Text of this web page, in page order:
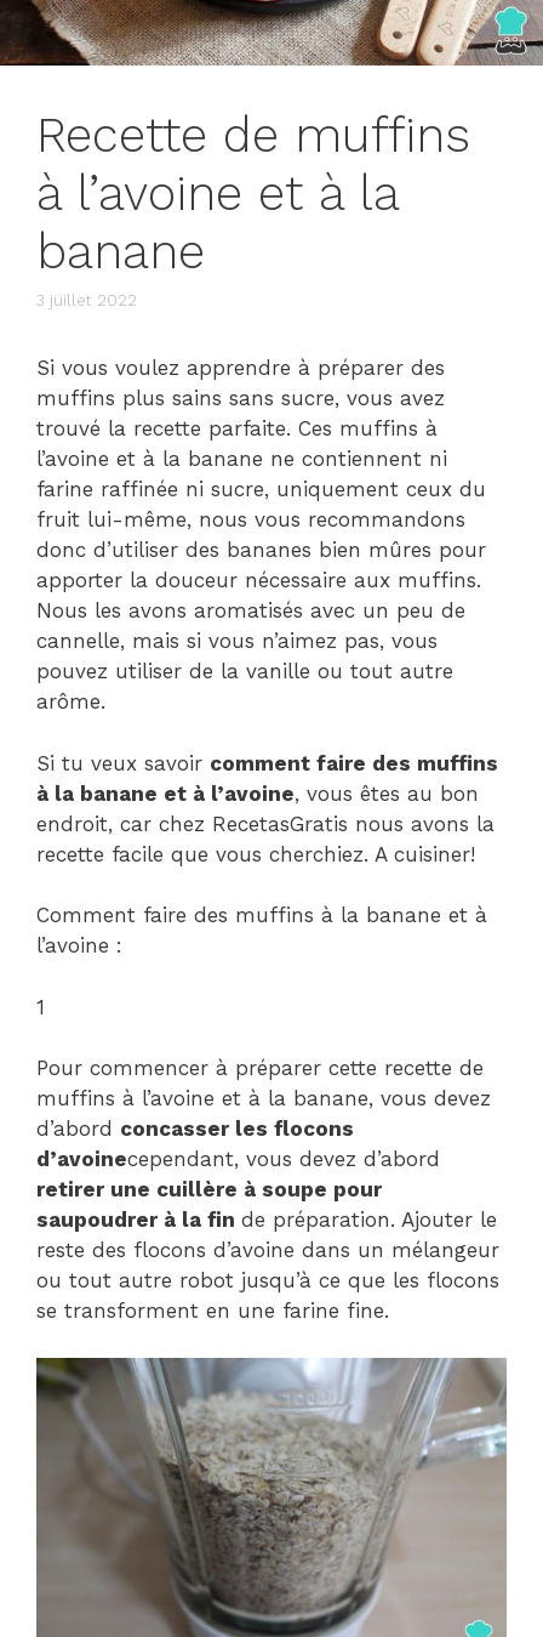
Recette de muffins
à l’avoine et à la
banane
3 juillet 2022
Si vous voulez apprendre à préparer des
muffins plus sains sans sucre, vous avez
trouvé la recette parfaite. Ces muffins à
l’avoine et à la banane ne contiennent ni
farine raffinée ni sucre, uniquement ceux du
fruit lui-même, nous vous recommandons
donc d’utiliser des bananes bien mûres pour
apporter la douceur nécessaire aux muffins.
Nous les avons aromatisés avec un peu de
cannelle, mais si vous n’aimez pas, vous
pouvez utiliser de la vanille ou tout autre
arôme.
Si tu veux savoir comment faire des muffins
à la banane et à l’avoine, vous êtes au bon
endroit, car chez RecetasGratis nous avons la
recette facile que vous cherchiez. A cuisiner!
Comment faire des muffins à la banane et à
l’avoine :
1
Pour commencer à préparer cette recette de
muffins à l’avoine et à la banane, vous devez
d’abord concasser les flocons
d’avoinecependant, vous devez d’abord
retirer une cuillère à soupe pour
saupoudrer à la fin de préparation. Ajouter le
reste des flocons d’avoine dans un mélangeur
ou tout autre robot jusqu’à ce que les flocons
se transforment en une farine fine.